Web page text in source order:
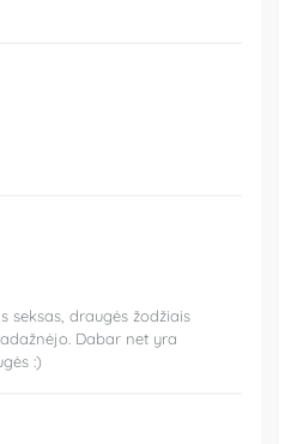
seksas, draugės žodžiais
Dabar net yra
:)